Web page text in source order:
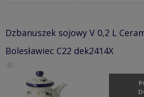
Dzbanuszek sojowy V 0,2 L
Bolesławiec C22 dek2414X